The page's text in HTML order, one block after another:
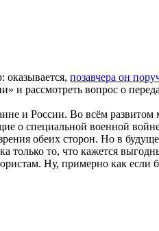
позавчера он
рассмотреть вопрос о
и России. Во всём
о специальной военной
обеих сторон. Но в
только то, что кажется
Ну, примерно как